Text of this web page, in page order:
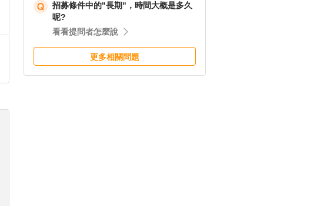
招募條件中的"長期"，時間大概是多久
呢?
看看提問者怎麼說
更多相關問題